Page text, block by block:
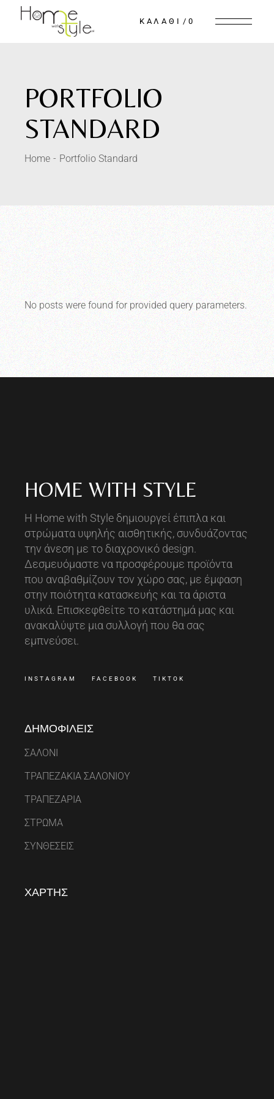
0
PORTFOLIO
STANDARD
Home Portfolio Standard
No posts were found for provided query parameters.
HOME WITH STYLE
Η Home with Style δημιουργεί έπιπλα και
στρώματα υψηλής αισθητικής, συνδυάζοντας
την άνεση με το διαχρονικό design.
Δεσμευόμαστε να προσφέρουμε προϊόντα
που αναβαθμίζουν τον χώρο σας, με έμφαση
στην ποιότητα κατασκευής και τα άριστα
υλικά. Επισκεφθείτε το κατάστημά μας και
ανακαλύψτε μια συλλογή που θα σας
εμπνεύσει.
INSTAGRAM FACEBOOK TIKTOK
ΔΗΜΟΦΙΛΕΙΣ
ΣΑΛΟΝΙ
ΤΡΑΠΕΖΑΚΙΑ ΣΑΛΟΝΙΟΥ
ΤΡΑΠΕΖΑΡΙΑ
ΣΤΡΩΜΑ
ΣΥΝΘΕΣΕΙΣ
ΧΑΡΤΗΣ